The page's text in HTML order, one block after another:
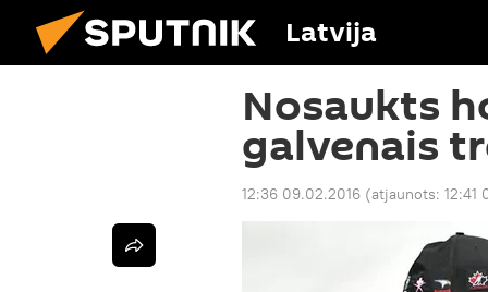
Latvija
Nosaukts
galvenais
12:36 09.02.2016 (atjaunots: 12:41